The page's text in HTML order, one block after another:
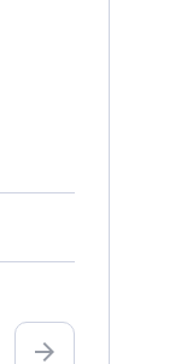
arrow_forward